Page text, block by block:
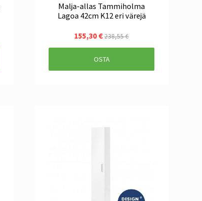
Malja-allas Tammiholma
Lagoa 42cm K12 eri värejä
155,30 €238,55 €
OSTA